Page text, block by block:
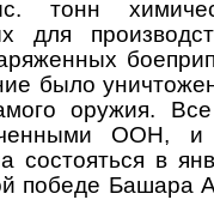
тонн
для
было
оружия.
ООН, и
состояться в
победе Башара